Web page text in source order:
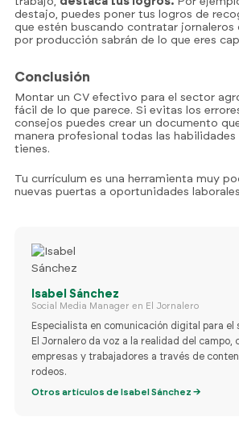
destajo, puedes poner tus logros de
que estén buscando contratar jornaleros
por producción sabrán de lo que eres
Conclusión
Montar un CV efectivo para el sector
fácil de lo que parece. Si evitas los
consejos puedes crear un documento
manera profesional todas las habilidades
tienes.
Tu currículum es una herramienta muy
nuevas puertas a oportunidades
Isabel Sánchez
Social Media Manager en El Jornalero
Especialista en comunicación digital para el
El Jornalero da voz a la realidad del campo,
empresas y trabajadores a través de
rodeos.
Otros artículos de Isabel Sánchez →